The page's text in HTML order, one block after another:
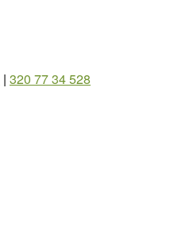
| 320 77 34 528